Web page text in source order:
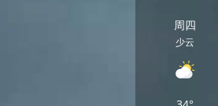
周四
少云